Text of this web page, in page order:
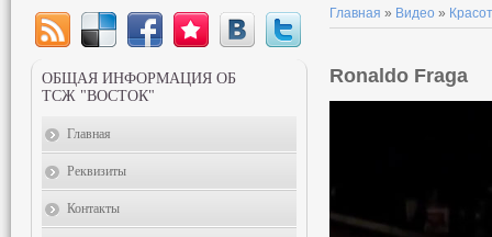
Главная » Видео »
Ronaldo Fraga
ОБЩАЯ ИНФОРМАЦИЯ ОБ
ТСЖ "ВОСТОК"
Главная
Реквизиты
Контакты